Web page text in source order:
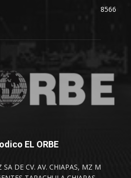
8566
EL ORBE
DE CV. AV. CHIAPAS, MZ M